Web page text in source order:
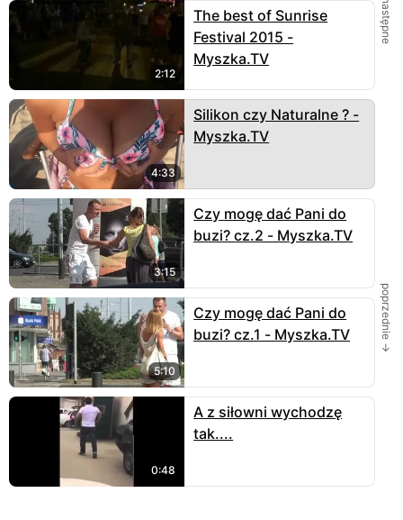
2:12
The best of Sunrise
Festival 2015 -
Myszka.TV
4:33
Silikon czy Naturalne ? -
Myszka.TV
3:15
Czy mogę dać Pani do
buzi? cz.2 - Myszka.TV
5:10
Czy mogę dać Pani do
buzi? cz.1 - Myszka.TV
0:48
A z siłowni wychodzę
tak....
← następne
poprzednie →